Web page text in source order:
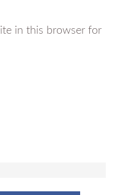
in this browser for